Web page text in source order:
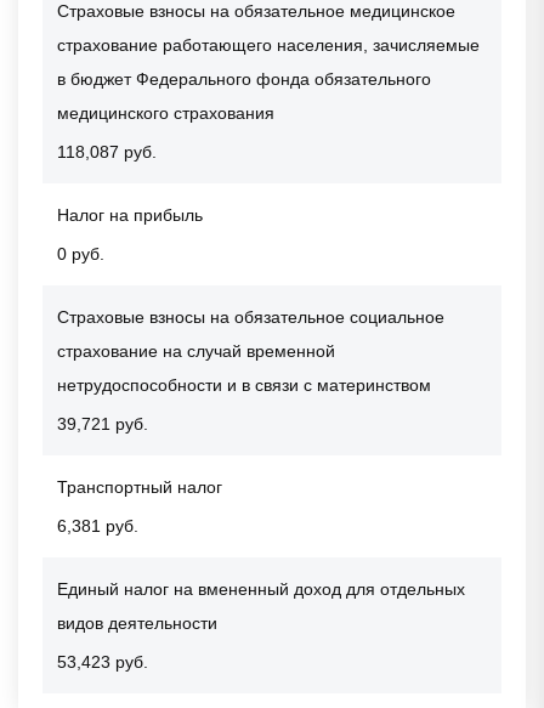
Страховые взносы на обязательное медицинское
страхование работающего населения, зачисляемые
в бюджет Федерального фонда обязательного
медицинского страхования
118,087 руб.
Налог на прибыль
0 руб.
Страховые взносы на обязательное социальное
страхование на случай временной
нетрудоспособности и в связи с материнством
39,721 руб.
Транспортный налог
6,381 руб.
Единый налог на вмененный доход для отдельных
видов деятельности
53,423 руб.